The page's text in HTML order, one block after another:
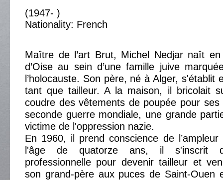
(1947- )
Nationality: French
Maître de l’art Brut, Michel Nedjar naît
d’Oise au sein d’une famille juive
l’holocauste. Son père, né à Alger, s'établit
tant que tailleur. A la maison, il bricolait
coudre des vêtements de poupée pour
seconde guerre mondiale, une grande
victime de l'oppression nazie.
En 1960, il prend conscience de l’ampleur
l'âge de quatorze ans, il s'inscrit
professionnelle pour devenir tailleur et
son grand-père aux puces de Saint-Ouen